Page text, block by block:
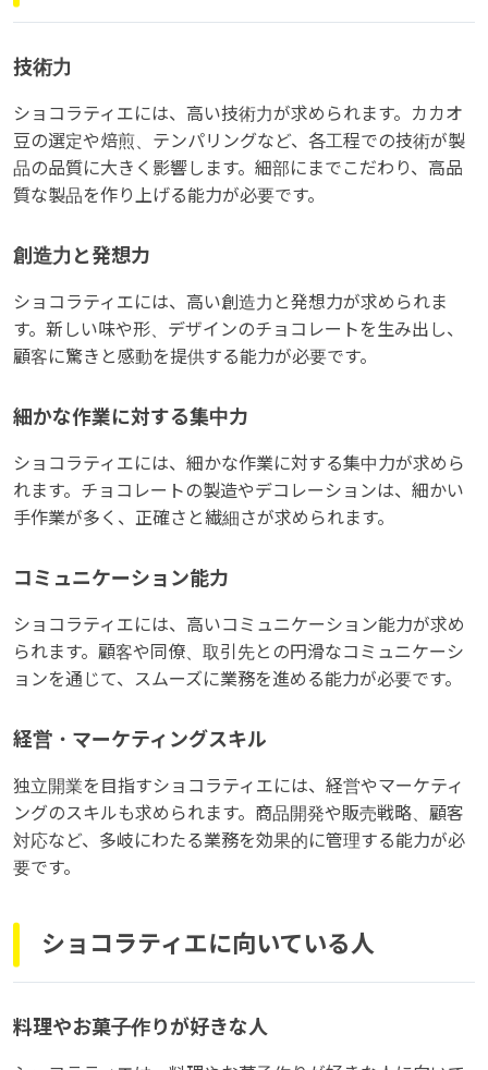
技術力
ショコラティエには、高い技術力が求められます。カカオ
豆の選定や焙煎、テンパリングなど、各工程での技術が製
品の品質に大きく影響します。細部にまでこだわり、高品
質な製品を作り上げる能力が必要です。
創造力と発想力
ショコラティエには、高い創造力と発想力が求められま
す。新しい味や形、デザインのチョコレートを生み出し、
顧客に驚きと感動を提供する能力が必要です。
細かな作業に対する集中力
ショコラティエには、細かな作業に対する集中力が求めら
れます。チョコレートの製造やデコレーションは、細かい
手作業が多く、正確さと繊細さが求められます。
コミュニケーション能力
ショコラティエには、高いコミュニケーション能力が求め
られます。顧客や同僚、取引先との円滑なコミュニケーシ
ョンを通じて、スムーズに業務を進める能力が必要です。
経営・マーケティングスキル
独立開業を目指すショコラティエには、経営やマーケティ
ングのスキルも求められます。商品開発や販売戦略、顧客
対応など、多岐にわたる業務を効果的に管理する能力が必
要です。
ショコラティエに向いている人
料理やお菓子作りが好きな人